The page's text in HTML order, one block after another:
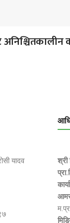
यादव
श्री